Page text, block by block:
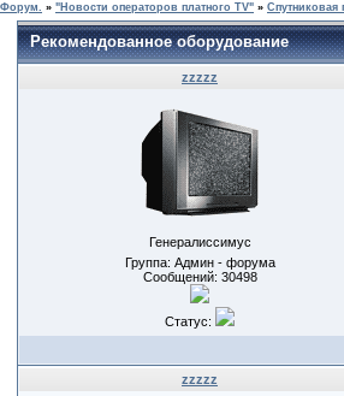
Форум. » "Новости операторов платного TV" »
Рекомендованное оборудование
zzzzz
Генералиссимус
Группа: Админ - форума
Сообщений: 30498
Статус:
zzzzz